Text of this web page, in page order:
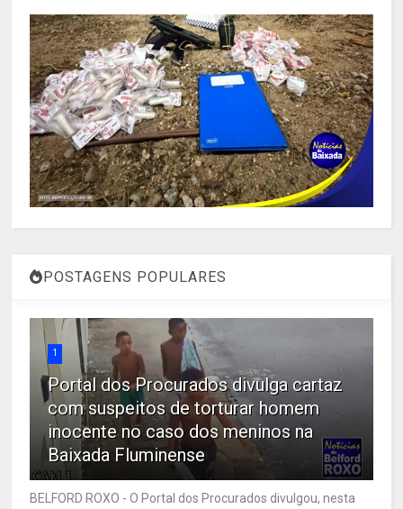
POSTAGENS POPULARES
1
Portal dos Procurados divulga cartaz
com suspeitos de torturar homem
inocente no caso dos meninos na
Baixada Fluminense
BELFORD ROXO - O Portal dos Procurados divulgou, nesta